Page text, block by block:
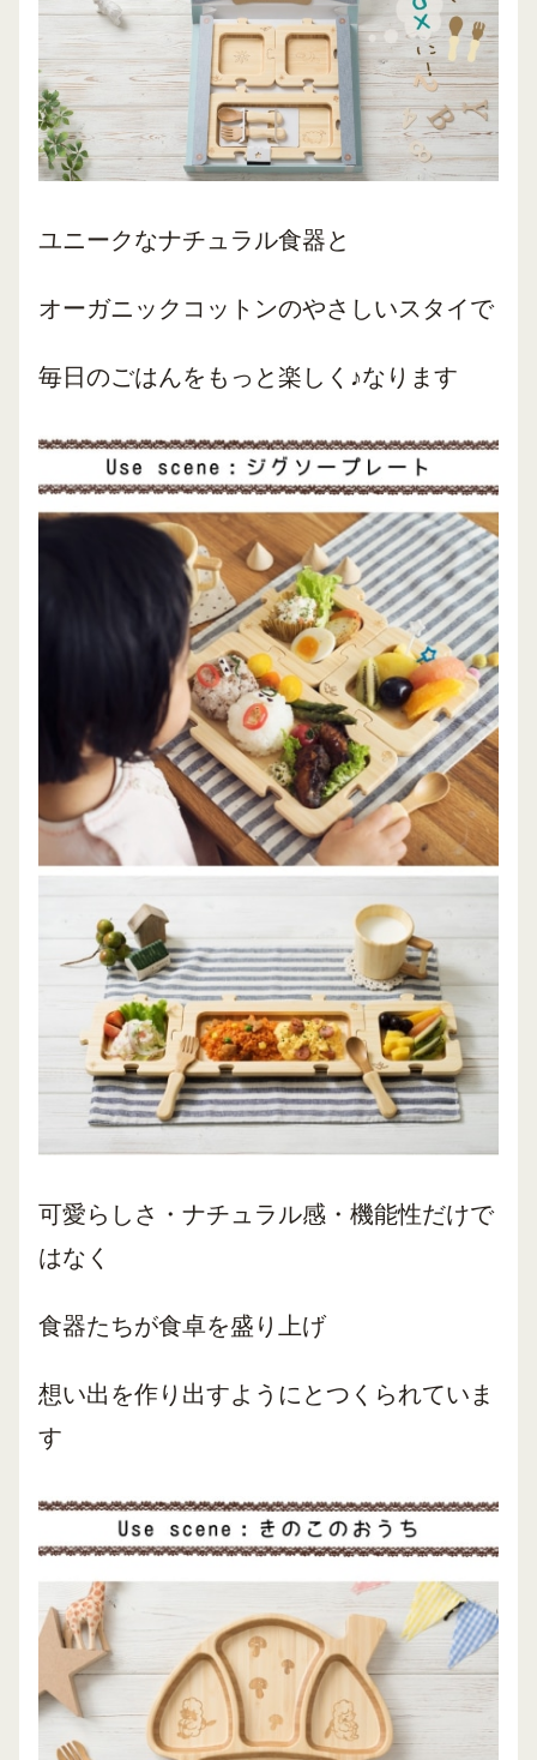
ユニークなナチュラル食器と
オーガニックコットンのやさしいスタイで
毎日のごはんをもっと楽しく♪なります
可愛らしさ・ナチュラル感・機能性だけで
はなく
食器たちが食卓を盛り上げ
想い出を作り出すようにとつくられていま
す